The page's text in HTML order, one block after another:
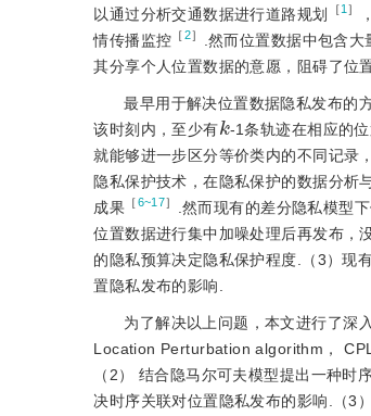
以通过分析交通数据进行道路规划
［1 ］
情传播监控 ［2］
.然而位置数据中包含
其分享个人位置数据的意愿，阻碍了位
最早用于解决位置数据隐私发布的
该时刻内，至少有
k
-1条轨迹在相应的
就能够进一步区分等价类内的不同记录
隐私保护技术，在隐私保护的数据分析
成果 ［6~17］
.然而现有的差分隐私模型
位置数据进行集中加噪处理后再发布，
的隐私预算决定隐私保护程度.（3）现
置隐私发布的影响.
为了解决以上问题，本文进行了深
Location Perturbation algorithm，
（2） 结合隐马尔可夫模型提出一种
决时序关联对位置隐私发布的影响.（3